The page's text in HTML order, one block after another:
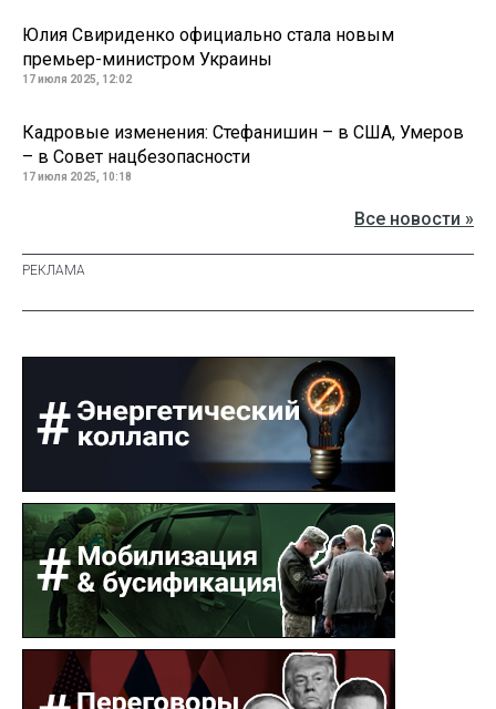
Юлия Свириденко официально стала новым
премьер-министром Украины
17 июля 2025, 12:02
Кадровые изменения: Стефанишин – в США, Умеров
– в Совет нацбезопасности
17 июля 2025, 10:18
Все новости »